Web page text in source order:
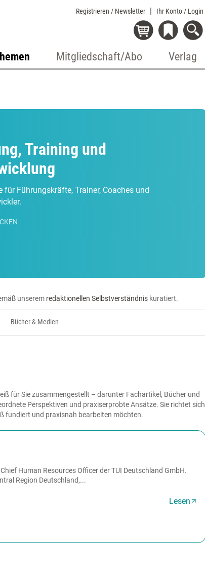
Registrieren / Newsletter Ihr Konto / Login
Mitgliedschaft/Abo Verlag
Training und
Führungskräfte, Trainer, Coaches und
unserem redaktionellen Selbstverständnis kuratiert.
Bücher & Medien
für Sie zusammengestellt – darunter Fachartikel, Bücher und
Perspektiven und praxiserprobte Ansätze. Sie richtet sich
fundiert und praxisnah bearbeiten möchten.
Human Resources Officer der TUI Deutschland GmbH.
Region Deutschland,...
Lesen